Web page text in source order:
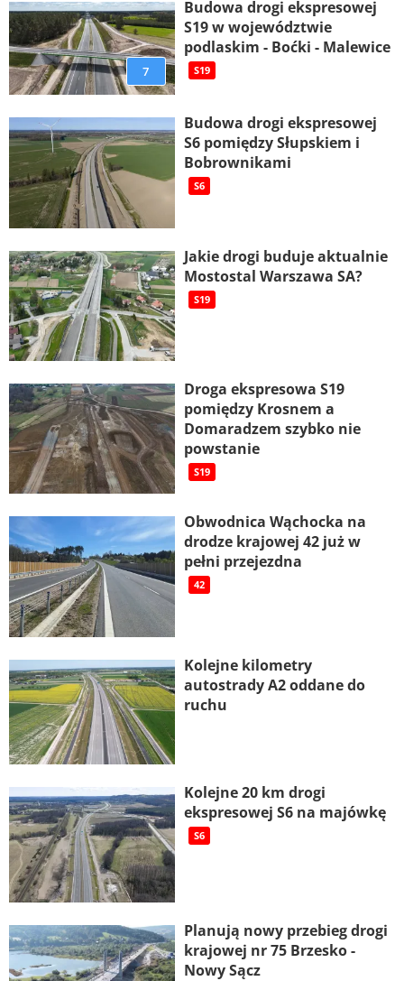
7
Budowa drogi ekspresowej
S19 w województwie
podlaskim - Boćki - Malewice
S19
Budowa drogi ekspresowej
S6 pomiędzy Słupskiem i
Bobrownikami
S6
Jakie drogi buduje aktualnie
Mostostal Warszawa SA?
S19
Droga ekspresowa S19
pomiędzy Krosnem a
Domaradzem szybko nie
powstanie
S19
Obwodnica Wąchocka na
drodze krajowej 42 już w
pełni przejezdna
42
Kolejne kilometry
autostrady A2 oddane do
ruchu
Kolejne 20 km drogi
ekspresowej S6 na majówkę
S6
Planują nowy przebieg drogi
krajowej nr 75 Brzesko -
Nowy Sącz